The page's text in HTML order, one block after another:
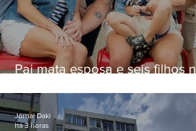
Pai mata esposa e seis filhos
Jornal Daki
há 3 horas